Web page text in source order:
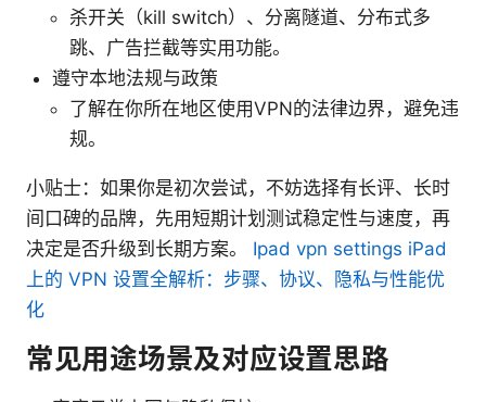
杀开关（kill switch）、分离隧道、分布式多
跳、广告拦截等实用功能。
遵守本地法规与政策
了解在你所在地区使用VPN的法律边界，避免违
规。
小贴士：如果你是初次尝试，不妨选择有长评、长时
间口碑的品牌，先用短期计划测试稳定性与速度，再
决定是否升级到长期方案。 Ipad vpn settings iPad
上的 VPN 设置全解析：步骤、协议、隐私与性能优
化
常见用途场景及对应设置思路